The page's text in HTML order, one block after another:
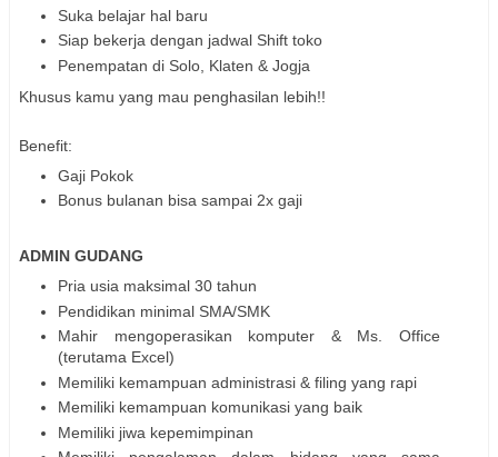
Suka belajar hal baru
Siap bekerja dengan jadwal Shift toko
Penempatan di Solo, Klaten & Jogja
Khusus kamu yang mau penghasilan lebih!!
Benefit:
Gaji Pokok
Bonus bulanan bisa sampai 2x gaji
ADMIN GUDANG
Pria usia maksimal 30 tahun
Pendidikan minimal SMA/SMK
Mahir mengoperasikan komputer & Ms. Office
(terutama Excel)
Memiliki kemampuan administrasi & filing yang rapi
Memiliki kemampuan komunikasi yang baik
Memiliki jiwa kepemimpinan